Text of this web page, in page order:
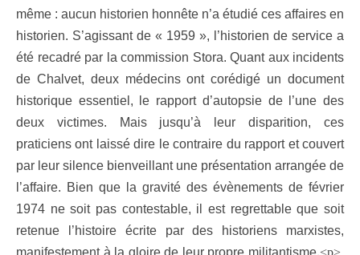
même : aucun historien honnête n’a étudié ces affaires en
historien. S’agissant de « 1959 », l’historien de service a
été recadré par la commission Stora. Quant aux incidents
de Chalvet, deux médecins ont corédigé un document
historique essentiel, le rapport d’autopsie de l’une des
deux victimes. Mais jusqu’à leur disparition, ces
praticiens ont laissé dire le contraire du rapport et couvert
par leur silence bienveillant une présentation arrangée de
l’affaire. Bien que la gravité des évènements de février
1974 ne soit pas contestable, il est regrettable que soit
retenue l’histoire écrite par des historiens marxistes,
manifestement à la gloire de leur propre militantisme.<p>